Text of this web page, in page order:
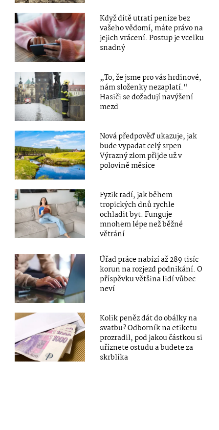
Když dítě utratí peníze bez
vašeho vědomí, máte právo na
jejich vrácení. Postup je vcelku
snadný
„To, že jsme pro vás hrdinové,
nám složenky nezaplatí.“
Hasiči se dožadují navýšení
mezd
Nová předpověď ukazuje, jak
bude vypadat celý srpen.
Výrazný zlom přijde už v
polovině měsíce
Fyzik radí, jak během
tropických dnů rychle
ochladit byt. Funguje
mnohem lépe než běžné
větrání
Úřad práce nabízí až 289 tisíc
korun na rozjezd podnikání. O
příspěvku většina lidí vůbec
neví
Kolik peněz dát do obálky na
svatbu? Odborník na etiketu
prozradil, pod jakou částkou si
uříznete ostudu a budete za
skrblíka